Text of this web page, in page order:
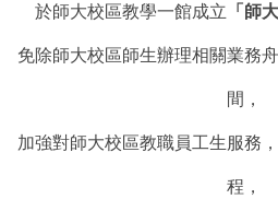
於師大校區教學一館成立 「師
免除師大校區師生辦理相關業務
間，
加強對師大校區教職員工生服務
程，